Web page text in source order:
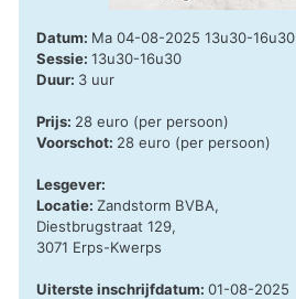
Datum: Ma 04-08-2025 13u30-16u30
Sessie:13u30-16u30
Duur: 3 uur
Prijs: 28 euro (per persoon)
Voorschot: 28 euro (per persoon)
Lesgever:
Locatie: Zandstorm BVBA,
Diestbrugstraat 129,
3071 Erps-Kwerps
Uiterste inschrijfdatum:01-08-2025